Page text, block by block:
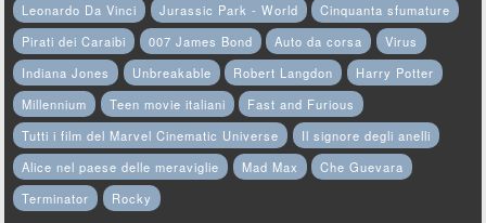
Leonardo Da Vinci
Jurassic Park - World
Cinquanta sfumature
Pirati dei Caraibi
007 James Bond Auto da corsa
Virus
Indiana Jones
Unbreakable Robert Langdon
Harry Potter
Millennium
Teen movie italiani
Fast and Furious
Tutti i film del Marvel Cinematic Universe
Il signore degli anelli
Alice nel paese delle meraviglie
Mad Max
Che Guevara
Terminator
Rocky